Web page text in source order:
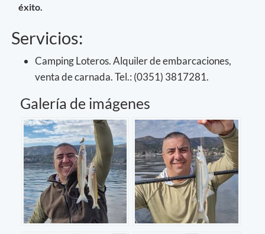
éxito.
Servicios:
Camping Loteros. Alquiler de embarcaciones,
venta de carnada. Tel.: (0351) 3817281.
Galería de imágenes